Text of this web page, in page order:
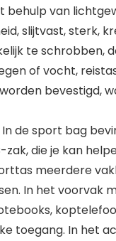
behulp van
slijtvast, sterk,
te schrobben,
of vocht,
bevestigd,
In de sport bag
die je kan
meerdere
In het voorvak
toegang. In het